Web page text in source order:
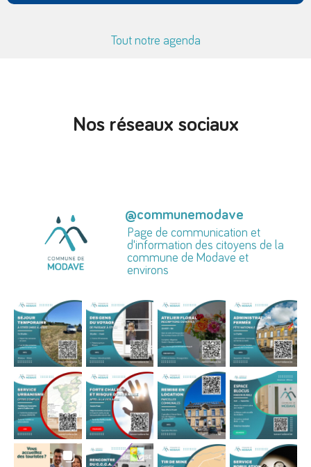
Tout notre agenda
Nos réseaux sociaux
@communemodave
Page de communication et
d'information des citoyens de la
commune de Modave et
environs